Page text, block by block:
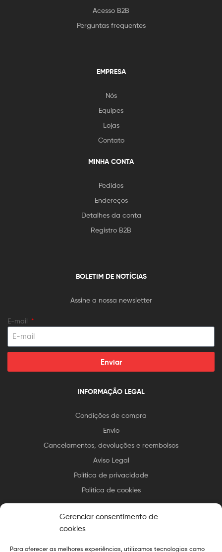
Gerenciar consentimento de
cookies
Para oferecer as melhores experiências, utilizamos tecnologias como
Acesso B2B
Perguntas frequentes
EMPRESA
Nós
Equipes
Lojas
Contato
MINHA CONTA
Pedidos
Endereços
Detalhes da conta
Registro B2B
BOLETIM DE NOTÍCIAS
Assine a nossa newsletter
E-mail
Enviar
INFORMAÇÃO LEGAL
Condições de compra
Envio
Cancelamentos, devoluções e reembolsos
Aviso Legal
Política de privacidade
Política de cookies